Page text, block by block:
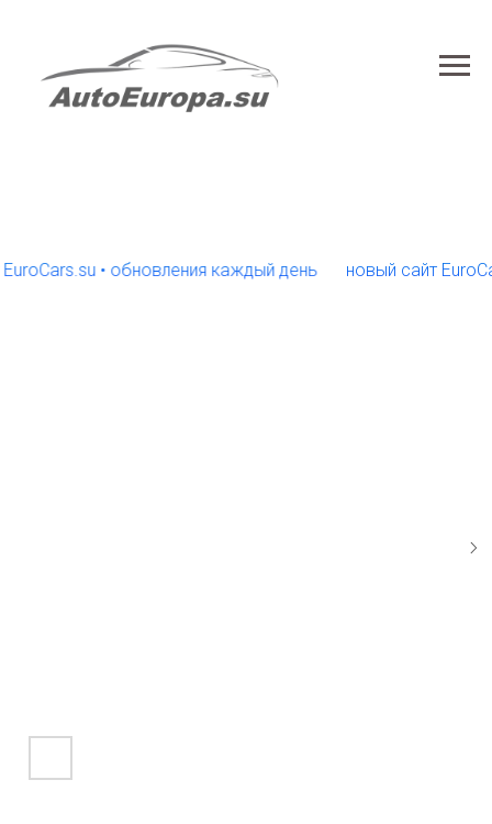
• обновления каждый день новый сайт